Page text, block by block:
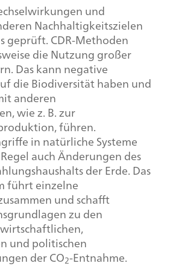
und
Nachhaltigkeitszielen
geprüft. CDR-Methoden
die Nutzung großer
Das kann negative
die Biodiversität haben und
anderen
wie z. B. zur
führen.
in natürliche Systeme
auch Änderungen des
der Erde. Das
führt einzelne
und schafft
zu den
und politischen
der CO2-Entnahme.